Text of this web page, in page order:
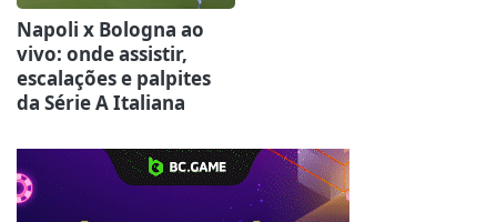
Napoli x Bologna ao
vivo: onde assistir,
escalações e palpites
da Série A Italiana